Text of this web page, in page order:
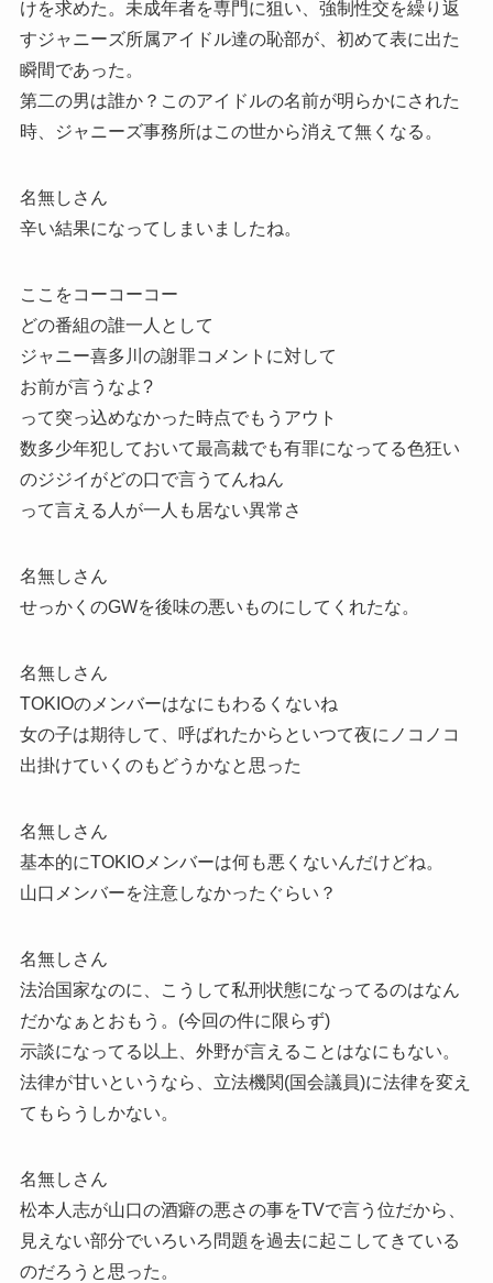
けを求めた。未成年者を専門に狙い、強制性交を繰り返
すジャニーズ所属アイドル達の恥部が、初めて表に出た
瞬間であった。
第二の男は誰か？このアイドルの名前が明らかにされた
時、ジャニーズ事務所はこの世から消えて無くなる。
名無しさん
辛い結果になってしまいましたね。
ここをコーコーコー
どの番組の誰一人として
ジャニー喜多川の謝罪コメントに対して
お前が言うなよ?
って突っ込めなかった時点でもうアウト
数多少年犯しておいて最高裁でも有罪になってる色狂い
のジジイがどの口で言うてんねん
って言える人が一人も居ない異常さ
名無しさん
せっかくのGWを後味の悪いものにしてくれたな。
名無しさん
TOKIOのメンバーはなにもわるくないね
女の子は期待して、呼ばれたからといつて夜にノコノコ
出掛けていくのもどうかなと思った
名無しさん
基本的にTOKIOメンバーは何も悪くないんだけどね。
山口メンバーを注意しなかったぐらい？
名無しさん
法治国家なのに、こうして私刑状態になってるのはなん
だかなぁとおもう。(今回の件に限らず)
示談になってる以上、外野が言えることはなにもない。
法律が甘いというなら、立法機関(国会議員)に法律を変え
てもらうしかない。
名無しさん
松本人志が山口の酒癖の悪さの事をTVで言う位だから、
見えない部分でいろいろ問題を過去に起こしてきている
のだろうと思った。